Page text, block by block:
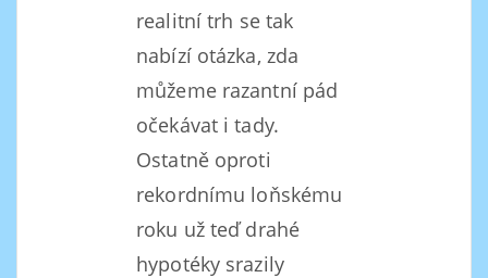
realitní trh se tak
nabízí otázka, zda
můžeme razantní pád
očekávat i tady.
Ostatně oproti
rekordnímu loňskému
roku už teď drahé
hypotéky srazily